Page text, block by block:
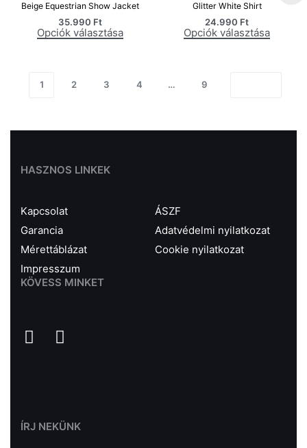
Beige Equestrian Show Jacket
35.990 Ft
Opciók választása
Glitter White Shirt
24.990 Ft
Opciók választása
1 2 3 4 … 9
HASZNOS LINKEK
Kapcsolat
ÁSZF
Garancia
Adatvédelmi nyilatkozat
Mérettáblázat
Cookie nyilatkozat
Impresszum
KÖVESS MINKET
ÍRJ NEKÜNK